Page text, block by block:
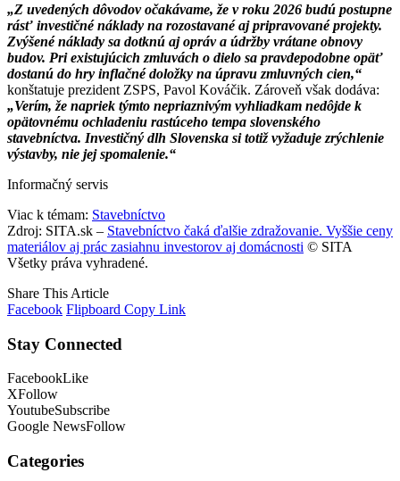
„Z uvedených dôvodov očakávame, že v roku 2026 budú postupne
rásť investičné náklady na rozostavané aj pripravované projekty.
Zvýšené náklady sa dotknú aj opráv a údržby vrátane obnovy
budov. Pri existujúcich zmluvách o dielo sa pravdepodobne opäť
dostanú do hry inflačné doložky na úpravu zmluvných cien,“
konštatuje prezident ZSPS, Pavol Kováčik. Zároveň však dodáva:
„Verím, že napriek týmto nepriaznivým vyhliadkam nedôjde k
opätovnému ochladeniu rastúceho tempa slovenského
stavebníctva. Investičný dlh Slovenska si totiž vyžaduje zrýchlenie
výstavby, nie jej spomalenie.“
Informačný servis
Viac k témam: Stavebníctvo
Zdroj: SITA.sk – Stavebníctvo čaká ďalšie zdražovanie. Vyššie ceny
materiálov aj prác zasiahnu investorov aj domácnosti © SITA
Všetky práva vyhradené.
Share This Article
Facebook Flipboard Copy Link
Stay Connected
FacebookLike
XFollow
YoutubeSubscribe
Google NewsFollow
Categories